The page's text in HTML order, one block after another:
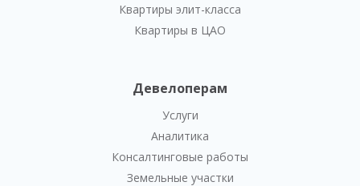
Квартиры элит-класса
Квартиры в ЦАО
Девелоперам
Услуги
Аналитика
Консалтинговые работы
Земельные участки